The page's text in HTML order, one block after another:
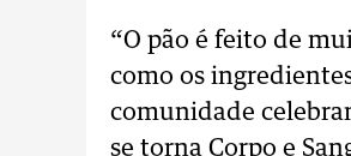
“O pão é feito de
como os
comunidade
se torna Corpo e